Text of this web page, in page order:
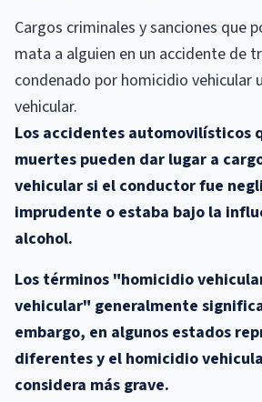
Cargos criminales y sanciones que
mata a alguien en un accidente de
condenado por homicidio vehicular
vehicular.
Los accidentes automovilísticos
muertes pueden dar lugar a
vehicular si el conductor fue
imprudente o estaba bajo la
alcohol.
Los términos "homicidio
vehicular" generalmente
embargo, en algunos estados
diferentes y el homicidio
considera más grave.